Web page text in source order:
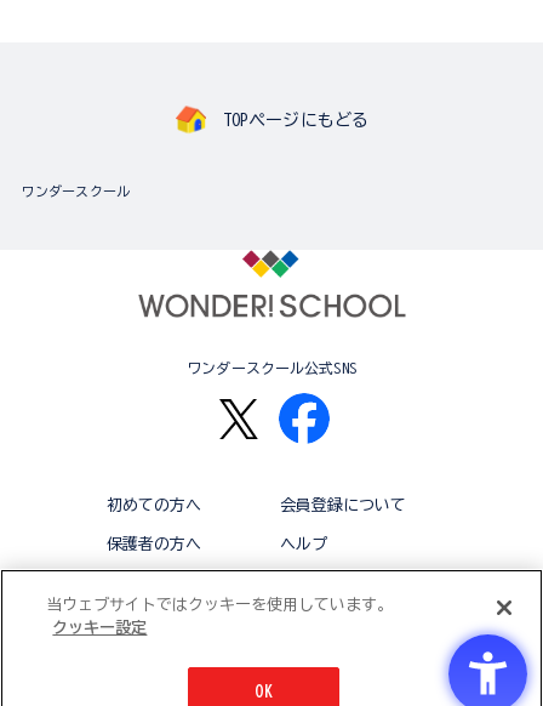
TOPページにもどる
ワンダースクール
ワンダースクール公式SNS
初めての方へ 会員登録について
保護者の方へ ヘルプ
© BANDAI CO.,LTD 2015 ALL RIGHTS RESERVED
当ウェブサイトではクッキーを使用しています。
クッキー設定
OK